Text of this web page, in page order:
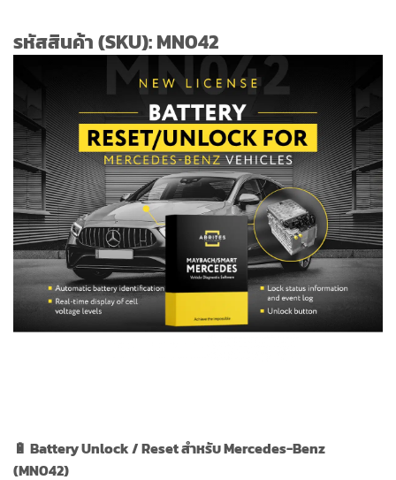
รหัสสินค้า (SKU): MN042
🔋 Battery Unlock / Reset สำหรับ Mercedes-Benz
(MN042)